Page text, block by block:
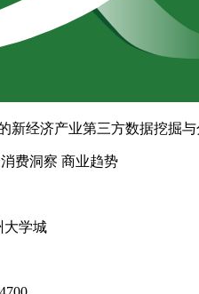
新经济产业第三方数据挖掘
消费洞察 商业趋势
大学城